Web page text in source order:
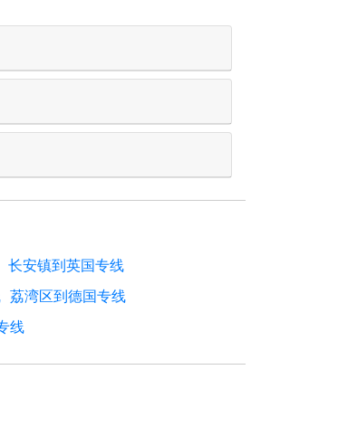
长安镇到英国专线
荔湾区到德国专线
线